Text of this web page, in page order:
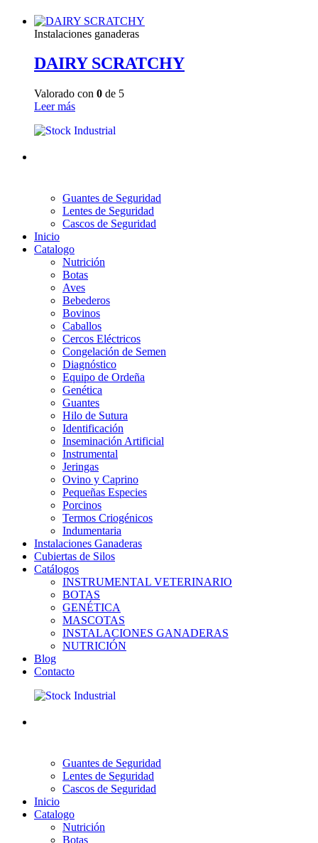
Instalaciones ganaderas
DAIRY SCRATCHY
Valorado con 0 de 5
Leer más
Guantes de Seguridad
Lentes de Seguridad
Cascos de Seguridad
Inicio
Catalogo
Nutrición
Botas
Aves
Bebederos
Bovinos
Caballos
Cercos Eléctricos
Congelación de Semen
Diagnóstico
Equipo de Ordeña
Genética
Guantes
Hilo de Sutura
Identificación
Inseminación Artificial
Instrumental
Jeringas
Ovino y Caprino
Pequeñas Especies
Porcinos
Termos Criogénicos
Indumentaria
Instalaciones Ganaderas
Cubiertas de Silos
Catálogos
INSTRUMENTAL VETERINARIO
BOTAS
GENÉTICA
MASCOTAS
INSTALACIONES GANADERAS
NUTRICIÓN
Blog
Contacto
Guantes de Seguridad
Lentes de Seguridad
Cascos de Seguridad
Inicio
Catalogo
Nutrición
Botas